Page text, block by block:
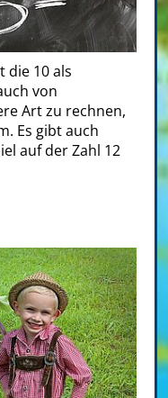
die 10 als
von
Art zu rechnen,
Es gibt auch
auf der Zahl 12